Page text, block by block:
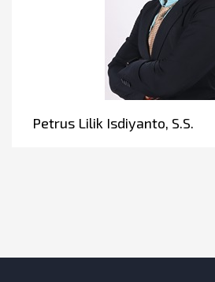
Petrus Lilik Isdiyanto, S.S.